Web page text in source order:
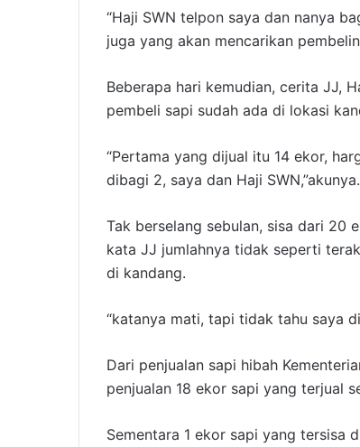
“Haji SWN telpon saya dan nanya
juga yang akan mencarikan
Beberapa hari kemudian, cerita JJ,
pembeli sapi sudah ada di lokasi
“Pertama yang dijual itu 14 ekor,
dibagi 2, saya dan Haji SWN,”akunya.
Tak berselang sebulan, sisa dari 20
kata JJ jumlahnya tidak seperti
di kandang.
“katanya mati, tapi tidak tahu saya
Dari penjualan sapi hibah
penjualan 18 ekor sapi yang terjual
Sementara 1 ekor sapi yang tersisa